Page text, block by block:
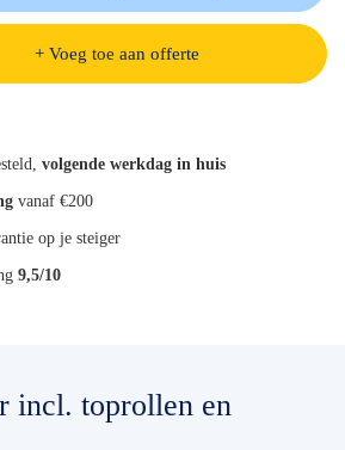
+ Voeg toe aan offerte
volgende werkdag in huis
vanaf €200
op je steiger
9,5/10
incl. toprollen en